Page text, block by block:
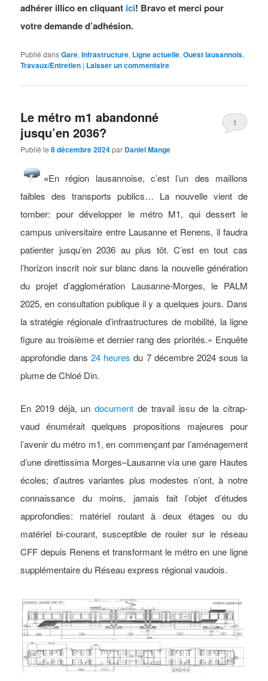
adhérer illico en cliquant ici! Bravo et merci pour
votre demande d’adhésion.
Publié dansGare,Infrastructure, Ligne actuelle,Ouest lausannois,
Travaux/Entretien | Laisser un commentaire
Le métro m1 abandonné
jusqu’en 2036?
Publié le8 décembre 2024par Daniel Mange
1
«En région lausannoise, c’est l’un des maillons
faibles des transports publics… La nouvelle vient de
tomber: pour développer le métro M1, qui dessert le
campus universitaire entre Lausanne et Renens, il faudra
patienter jusqu’en 2036 au plus tôt. C’est en tout cas
l’horizon inscrit noir sur blanc dans la nouvelle génération
du projet d’agglomération Lausanne-Morges, le PALM
2025, en consultation publique il y a quelques jours. Dans
la stratégie régionale d’infrastructures de mobilité, la ligne
figure au troisième et dernier rang des priorités.» Enquête
approfondie dans24 heures du 7 décembre 2024 sous la
plume de Chloé Din.
En 2019 déjà, undocument de travail issu de la citrap-
vaud énumérait quelques propositions majeures pour
l’avenir du métro m1, en commençant par l’aménagement
d’une direttissima Morges–Lausanne via une gare Hautes
écoles; d’autres variantes plus modestes n’ont, à notre
connaissance du moins, jamais fait l’objet d’études
approfondies: matériel roulant à deux étages ou du
matériel bi-courant, susceptible de rouler sur le réseau
CFF depuis Renens et transformant le métro en une ligne
supplémentaire du Réseau express régional vaudois.